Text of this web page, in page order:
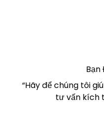
“Hãy để chúng tôi
tư vấn kích